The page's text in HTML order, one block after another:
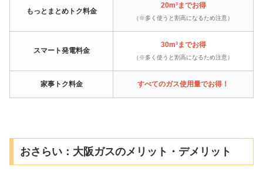
もっとまとめトク料金
20m³までお得
（※多く使うと割高になるため注意）
スマート発電料金
30m³までお得
（※多く使うと割高になるため注意）
家事トク料金 すべてのガス使用量でお得！
おさらい：大阪ガスのメリット・デメリット